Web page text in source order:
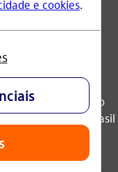
Torre Olavo
- São Paulo -
do Conglomerado
Central do Brasil
operações nos